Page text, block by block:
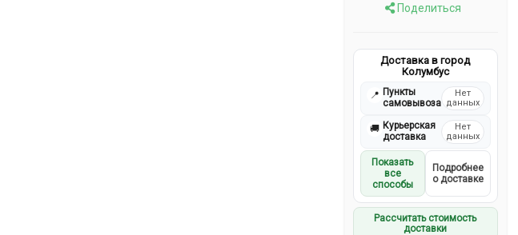
Поделиться
Доставка в город
Колумбус
📍 Пункты
самовывоза
Нет
данных
🚚 Курьерская
доставка
Нет
данных
Показать
все
способы
Подробнее
о доставке
Рассчитать стоимость
доставки